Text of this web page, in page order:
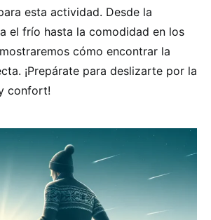
esta actividad. Desde la
el frío hasta la comodidad en los
cómo encontrar la
¡Prepárate para deslizarte por la
confort!